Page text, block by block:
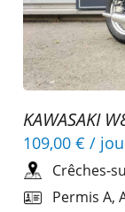
KAWASAKI
109,00 € /
Crêches-
Permis A,